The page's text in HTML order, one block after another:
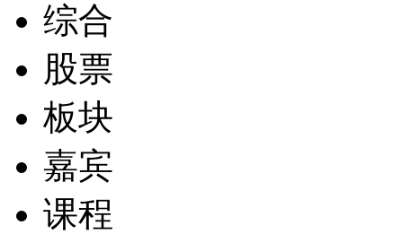
综合
股票
板块
嘉宾
课程